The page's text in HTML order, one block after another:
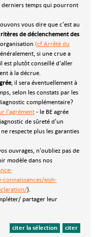
derniers temps qui pourront
vous dire que c'est au
de déclenchement des
(cf Arrêté du
si une crue a
est plutôt conseillé d'aller
à la décrue.
, il sera éventuellement à
selon les constats par les
complémentaire?
l'agrément- le BE agrée
de sûreté d'un
respecte plus les garanties
ouvrages, n'oubliez pas de
modèle dans nos
eish-
).
partager leur
citer
citer la sélection